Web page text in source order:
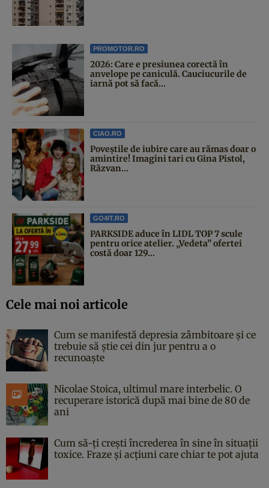
PROMOTOR.RO
2026: Care e presiunea corectă în
anvelope pe caniculă. Cauciucurile de
iarnă pot să facă...
CIAO.RO
Poveştile de iubire care au rămas doar o
amintire! Imagini tari cu Gina Pistol,
Răzvan...
GO4IT.RO
PARKSIDE aduce în LIDL TOP 7 scule
pentru orice atelier. „Vedeta” ofertei
costă doar 129...
Cele mai noi articole
Cum se manifestă depresia zâmbitoare și ce
trebuie să știe cei din jur pentru a o
recunoaște
Nicolae Stoica, ultimul mare interbelic. O
recuperare istorică după mai bine de 80 de
ani
Cum să-ți crești încrederea în sine în situații
toxice. Fraze și acțiuni care chiar te pot ajuta